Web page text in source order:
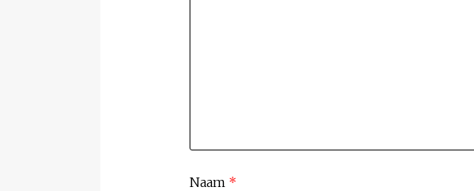
Naam *